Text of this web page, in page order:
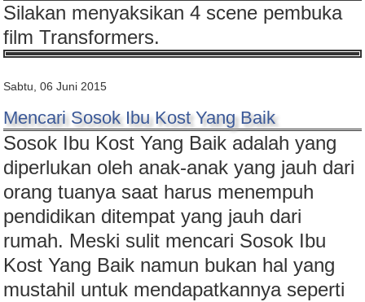
Silakan menyaksikan 4 scene pembuka
film Transformers.
Sabtu, 06 Juni 2015
Mencari Sosok Ibu Kost Yang Baik
Sosok Ibu Kost Yang Baik adalah yang
diperlukan oleh anak-anak yang jauh dari
orang tuanya saat harus menempuh
pendidikan ditempat yang jauh dari
rumah. Meski sulit mencari Sosok Ibu
Kost Yang Baik namun bukan hal yang
mustahil untuk mendapatkannya seperti